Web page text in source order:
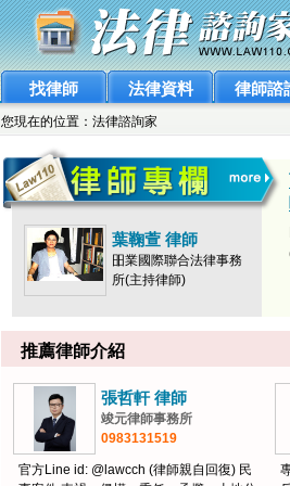
找律師 法律資料 律師諮
您現在的位置：法律諮詢家
葉鞠萱 律師
昍業國際聯合法律事務
所(主持律師)
推薦律師介紹
張哲軒 律師
竣元律師事務所
0983131519
官方Line id: @lawcch (律師親自回復) 民